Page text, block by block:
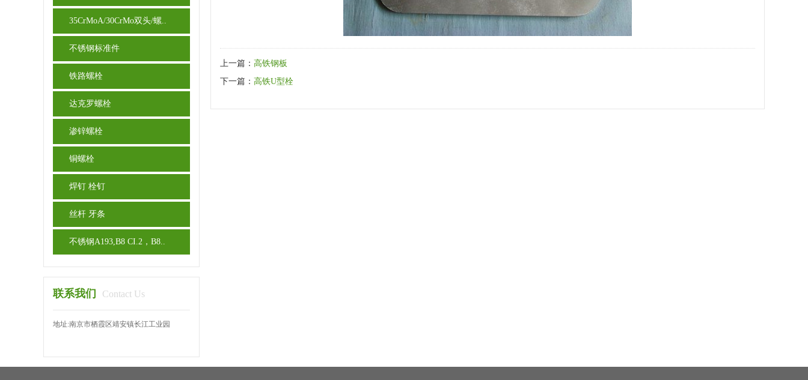
35CrMoA/30CrMo双头/螺..
不锈钢标准件
铁路螺栓
达克罗螺栓
渗锌螺栓
铜螺栓
焊钉 栓钉
丝杆 牙条
不锈钢A193,B8 CI.2，B8..
联系我们 Contact Us
地址:南京市栖霞区靖安镇长江工业园
上一篇： 高铁钢板
下一篇： 高铁U型栓